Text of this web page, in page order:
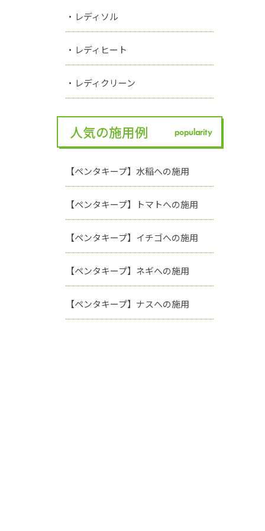
・レディソル
・レディヒート
・レディクリーン
人気の施用例 popularity
【ペンタキープ】水稲への施用
【ペンタキープ】トマトへの施用
【ペンタキープ】イチゴへの施用
【ペンタキープ】ネギへの施用
【ペンタキープ】ナスへの施用